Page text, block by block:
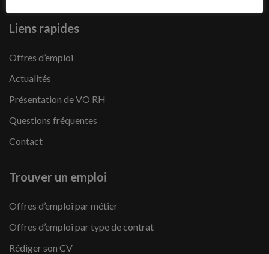
Liens rapides
Offres d’emploi
Actualités
Présentation de VO RH
Questions fréquentes
Contact
Trouver un emploi
Offres d’emploi par métier
Offres d’emploi par type de contrat
Rédiger son CV